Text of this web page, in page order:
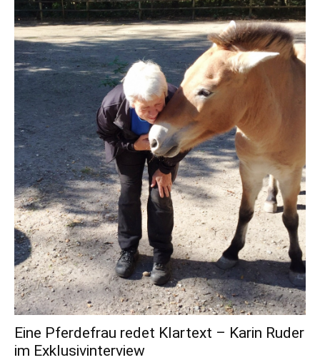
Eine Pferdefrau redet Klartext – Karin Ruder
im Ex­klu­siv­in­ter­view